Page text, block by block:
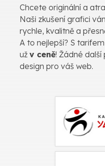
Chcete originální a
Naši zkušení grafici
rychle, kvalitně a
A to nejlepší? S tarifem
už v ceně! Žádné
design pro váš web.